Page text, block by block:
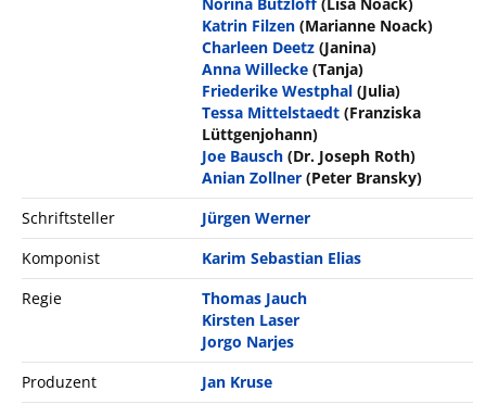
Katrin Filzen (Marianne Noack)
Charleen Deetz (Janina)
Anna Willecke (Tanja)
Friederike Westphal (Julia)
Tessa Mittelstaedt (Franziska
Lüttgenjohann)
Joe Bausch (Dr. Joseph Roth)
Anian Zollner (Peter Bransky)
Schriftsteller
Jürgen Werner
Komponist
Karim Sebastian Elias
Regie
Thomas Jauch
Kirsten Laser
Jorgo Narjes
Produzent
Jan Kruse